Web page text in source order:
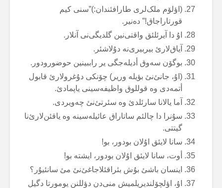
(اؤلۆم ملک‌لری طارافئندان:)”سنی کیم
قورتاراجاق!” دەنیر.
اۇ دا آیرئلئق واقتی‌نین گلدیگی‌نی آنلار.
آیاق‌لارئ بیربیری‌نە دۇلاشئر.
بوگۆن سەوق أدیلەجگی یر راببینین حوضورودور.
(اۇ، جانئ‌نئ بؤیلە وریر) چۆنکی دۇغرولارئ قابول
أتمەدی وە قوللوق واظیفەسینی یاپمادئ.
آما یالانا سارئلدئ وە سئرتئ‌نئ چەویردی.
سۇنرا دا چالئم ساتاراق عائیلەسینە وە یاقئن‌لارئ‌نا
گیتتی.
سانا لایئق اۇلان بودور، بو!
أوت، سانا لایئق اۇلان بودور، ایشتە بو!
اینسان باشئ بۇش بئراقئلاجاغئ‌نئ مئ سانئیۇر؟
اۇ، اؤلچۆلندیریلمیش منی‌دن دؤللنن یومورتا دگیل